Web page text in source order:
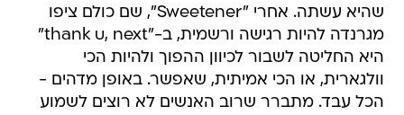
שהיא עשתה. אחרי "Sweetener", שם כולם ציפו
מגרנדה להיות רגישה ורשמית, ב-"thank u, next"
היא החליטה לשבור לכיוון ההפוך ולהיות הכי
וולגארית, או הכי אמיתית, שאפשר. באופן מדהים -
הכל עבד. מתברר שרוב האנשים לא רוצים לשמוע